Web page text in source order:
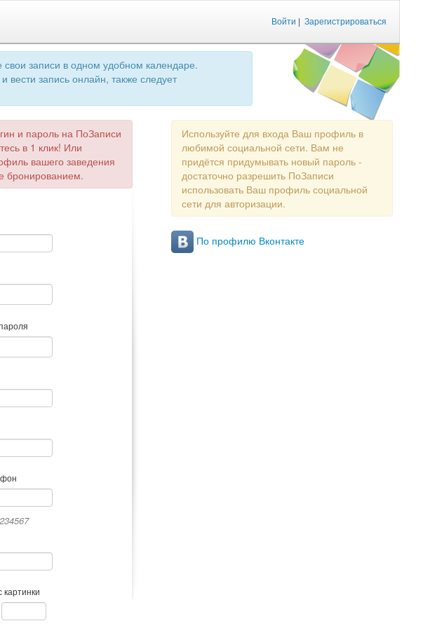
Войти | Зарегистрироваться
свои записи в одном удобном календаре.
вести запись онлайн, также следует
и пароль на ПоЗаписи
в 1 клик! Или
вашего заведения
бронированием.
Используйте для входа Ваш профиль в
любимой социальной сети. Вам не
придётся придумывать новый пароль -
достаточно разрешить ПоЗаписи
использовать Ваш профиль социальной
сети для авторизации.
По профилю Вконтакте